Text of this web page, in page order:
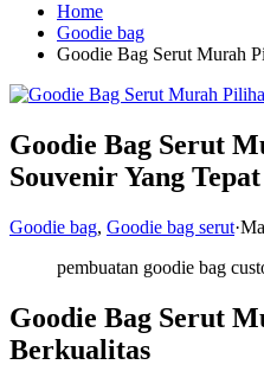
Home
Goodie bag
Goodie Bag Serut Murah
Goodie Bag Serut
Souvenir Yang Tepat
Goodie bag, Goodie bag serut·
pembuatan goodie bag
Goodie Bag Serut
Berkualitas